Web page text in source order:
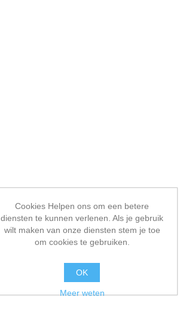
Cookies Helpen ons om een betere
diensten te kunnen verlenen. Als je gebruik
wilt maken van onze diensten stem je toe
om cookies te gebruiken.
OK
Meer weten